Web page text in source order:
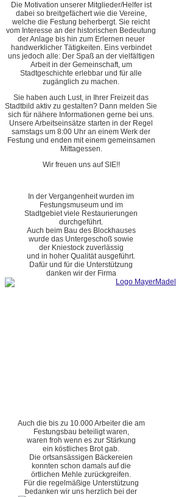
Die Motivation unserer Mitglieder/Helfer ist
dabei so breitgefächert wie die Vereine,
welche die Festung beherbergt. Sie reicht
vom Interesse an der historischen Bedeutung
der Anlage bis hin zum Erlernen neuer
handwerklicher Tätigkeiten. Eins verbindet
uns jedoch alle: Der Spaß an der vielfältigen
Arbeit in der Gemeinschaft, um
Stadtgeschichte erlebbar und für alle
zugänglich zu machen.
Sie haben auch Lust, in Ihrer Freizeit das
Stadtbild aktiv zu gestalten? Dann melden Sie
sich für nähere Informationen gerne bei uns.
Unsere Arbeitseinsätze starten in der Regel
samstags um 8:00 Uhr an einem Werk der
Festung und enden mit einem gemeinsamen
Mittagessen.
Wir freuen uns auf SIE!!
In der Vergangenheit wurden im
Festungsmuseum und im
Stadtgebiet viele Restaurierungen
durchgeführt.
Auch beim Bau des Blockhauses
wurde das Untergeschoß sowie
der Kniestock zuverlässig
und in hoher Qualität ausgeführt.
Dafür und für die Unterstützung
danken wir der Firma
Auch die bis zu 10.000 Arbeiter die am
Festungsbau beteiligt waren,
waren froh wenn es zur Stärkung
ein köstliches Brot gab.
Die ortsansässigen Bäckereien
konnten schon damals auf die
örtlichen Mehle zurückgreifen.
Für die regelmäßige Unterstützung
bedanken wir uns herzlich bei der